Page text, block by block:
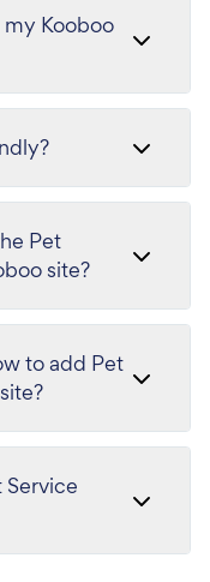
Kooboo
Pet
site?
to add Pet
Service